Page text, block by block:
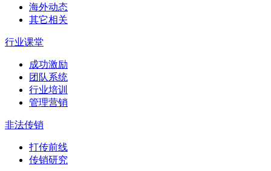
海外动态
其它相关
行业课堂
成功激励
团队系统
行业培训
管理营销
非法传销
打传前线
传销研究